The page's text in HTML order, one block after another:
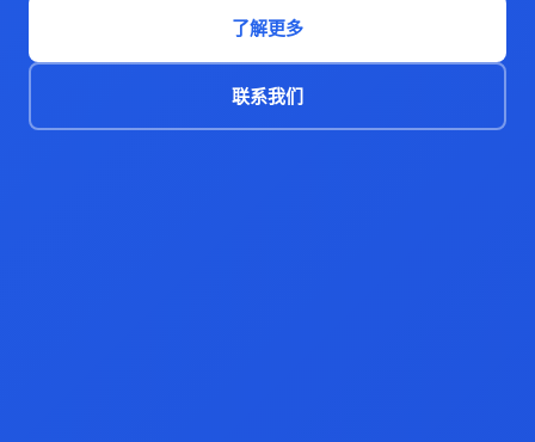
了解更多
联系我们